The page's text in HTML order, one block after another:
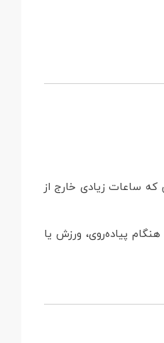
که ساعات زیادی خارج از
پیاده‌روی، ورزش یا